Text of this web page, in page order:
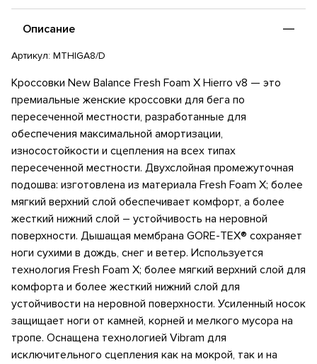
Описание
Артикул: MTHIGA8/D
Кроссовки New Balance Fresh Foam X Hierro v8 — это
премиальные женские кроссовки для бега по
пересеченной местности, разработанные для
обеспечения максимальной амортизации,
износостойкости и сцепления на всех типах
пересеченной местности. Двухслойная промежуточная
подошва: изготовлена ​​из материала Fresh Foam X; более
мягкий верхний слой обеспечивает комфорт, а более
жесткий нижний слой – устойчивость на неровной
поверхности. Дышащая мембрана GORE-TEX® сохраняет
ноги сухими в дождь, снег и ветер. Используется
технология Fresh Foam X; более мягкий верхний слой для
комфорта и более жесткий нижний слой для
устойчивости на неровной поверхности. Усиленный носок
защищает ноги от камней, корней и мелкого мусора на
тропе. Оснащена технологией Vibram для
исключительного сцепления как на мокрой, так и на